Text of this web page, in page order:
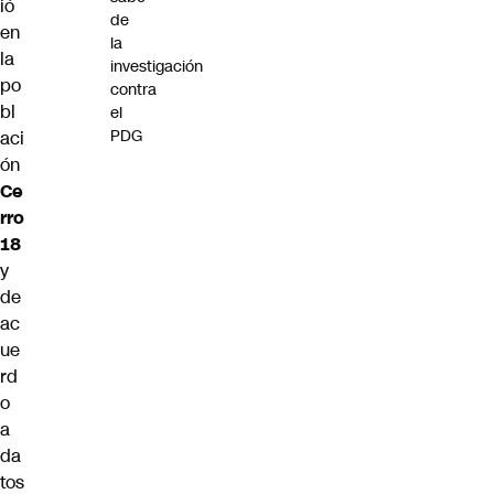
ió
en
la
po
bl
aci
ón
Ce
rro
18
y
de
ac
ue
rd
o
a
da
tos
de
la
investigación
contra
el
PDG